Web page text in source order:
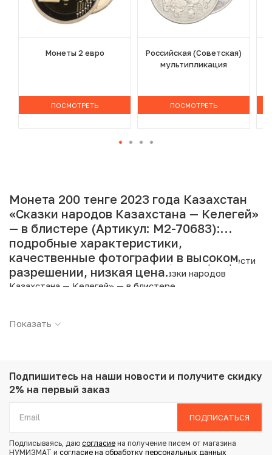
Монеты 2 евро
ПОСМОТРЕТЬ
Российская (Советская)
мультипликация
ПОСМОТРЕТЬ
Монета 200 тенге 2023 года Казахстан
«Сказки народов Казахстана — Келегей»
— в блистере (Артикул: M2-70683):
подробные характеристики,
качественные фотографии в высоком
разрешении, низкая цена.
Интернет магазин «Нумизмат» предлагает приобрести
200 тенге 2023 года Казахстан «Сказки народов
Казахстана — Келегей» — в блистере.
Металл: Медно-никелевый сплав
Вес: 15 г
Тираж: 10.000
Показать
Подпишитесь на наши новости и получите скидку
2% на первый заказ
ПОДПИСАТЬСЯ
Подписываясь, даю согласие на получение писем от магазина
НУМИЗМАТ и согласие на обработку персональных данных